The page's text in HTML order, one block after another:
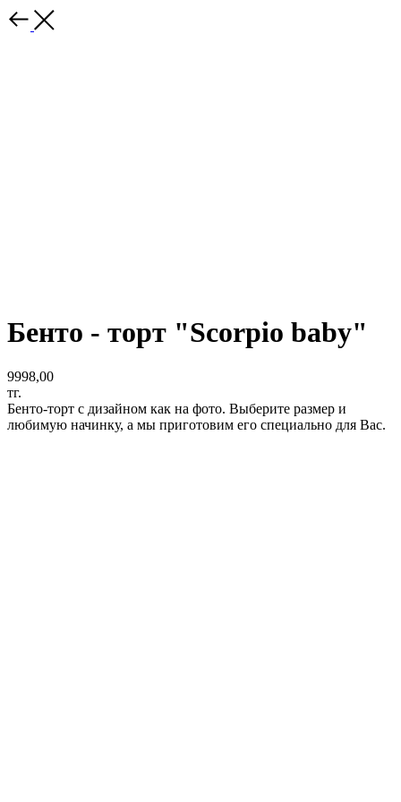
Бенто - торт "Scorpio baby"
9998,00
тг.
Бенто-торт с дизайном как на фото. Выберите размер и
любимую начинку, а мы приготовим его специально для Вас.